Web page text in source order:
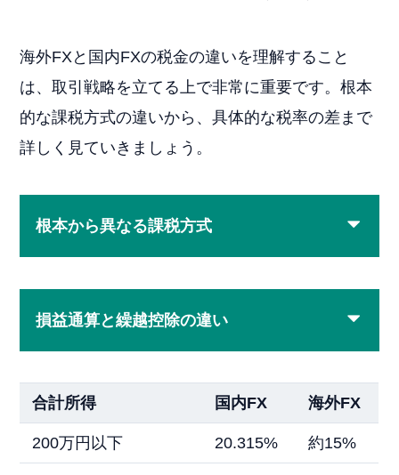
海外FXと国内FXの税金の違いを理解すること
は、取引戦略を立てる上で非常に重要です。根本
的な課税方式の違いから、具体的な税率の差まで
詳しく見ていきましょう。
根本から異なる課税方式
損益通算と繰越控除の違い
合計所得 国内FX 海外FX
200万円以下 20.315% 約15%